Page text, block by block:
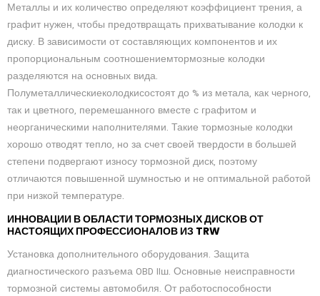
Металлы и их количество определяют коэффициент трения, а
графит нужен, чтобы предотвращать прихватывание колодки к
диску. В зависимости от составляющих компонентов и их
пропорциональным соотношениемтормозные колодки
разделяются на основных вида.
Полуметаллическиеколодкисостоят до % из метала, как черного,
так и цветного, перемешанного вместе с графитом и
неорганическими наполнителями. Такие тормозные колодки
хорошо отводят тепло, но за счет своей твердости в большей
степени подвергают износу тормозной диск, поэтому
отличаются повышенной шумностью и не оптимальной работой
при низкой температуре.
ИННОВАЦИИ В ОБЛАСТИ ТОРМОЗНЫХ ДИСКОВ ОТ
НАСТОЯЩИХ ПРОФЕССИОНАЛОВ ИЗ TRW
Установка дополнительного оборудования. Защита
диагностического разъема OBD IIш. Основные неисправности
тормозной системы автомобиля. От работоспособности